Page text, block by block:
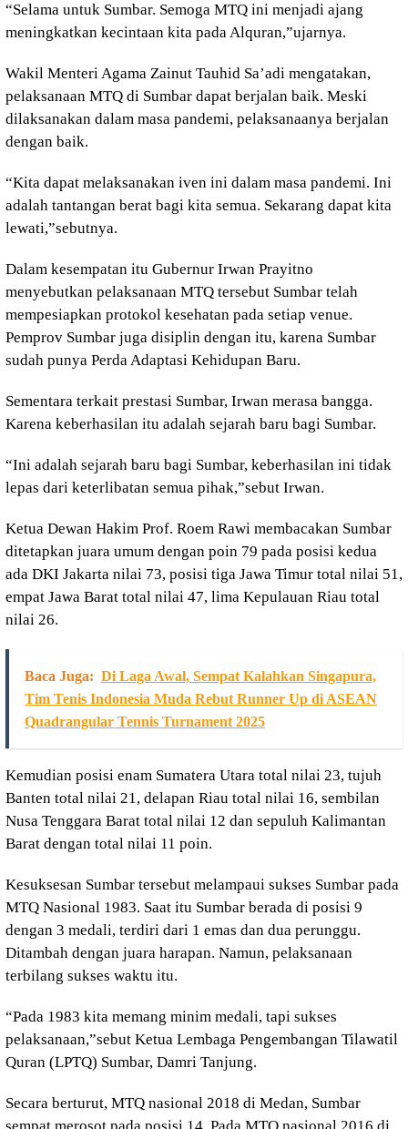
“Selama untuk Sumbar. Semoga MTQ ini menjadi ajang
meningkatkan kecintaan kita pada Alquran,”ujarnya.
Wakil Menteri Agama Zainut Tauhid Sa’adi mengatakan,
pelaksanaan MTQ di Sumbar dapat berjalan baik. Meski
dilaksanakan dalam masa pandemi, pelaksanaanya berjalan
dengan baik.
“Kita dapat melaksanakan iven ini dalam masa pandemi. Ini
adalah tantangan berat bagi kita semua. Sekarang dapat kita
lewati,”sebutnya.
Dalam kesempatan itu Gubernur Irwan Prayitno
menyebutkan pelaksanaan MTQ tersebut Sumbar telah
mempesiapkan protokol kesehatan pada setiap venue.
Pemprov Sumbar juga disiplin dengan itu, karena Sumbar
sudah punya Perda Adaptasi Kehidupan Baru.
Sementara terkait prestasi Sumbar, Irwan merasa bangga.
Karena keberhasilan itu adalah sejarah baru bagi Sumbar.
“Ini adalah sejarah baru bagi Sumbar, keberhasilan ini tidak
lepas dari keterlibatan semua pihak,”sebut Irwan.
Ketua Dewan Hakim Prof. Roem Rawi membacakan Sumbar
ditetapkan juara umum dengan poin 79 pada posisi kedua
ada DKI Jakarta nilai 73, posisi tiga Jawa Timur total nilai 51,
empat Jawa Barat total nilai 47, lima Kepulauan Riau total
nilai 26.
Baca Juga: Di Laga Awal, Sempat Kalahkan Singapura,
Tim Tenis Indonesia Muda Rebut Runner Up di ASEAN
Quadrangular Tennis Turnament 2025
Kemudian posisi enam Sumatera Utara total nilai 23, tujuh
Banten total nilai 21, delapan Riau total nilai 16, sembilan
Nusa Tenggara Barat total nilai 12 dan sepuluh Kalimantan
Barat dengan total nilai 11 poin.
Kesuksesan Sumbar tersebut melampaui sukses Sumbar pada
MTQ Nasional 1983. Saat itu Sumbar berada di posisi 9
dengan 3 medali, terdiri dari 1 emas dan dua perunggu.
Ditambah dengan juara harapan. Namun, pelaksanaan
terbilang sukses waktu itu.
“Pada 1983 kita memang minim medali, tapi sukses
pelaksanaan,”sebut Ketua Lembaga Pengembangan Tilawatil
Quran (LPTQ) Sumbar, Damri Tanjung.
Secara berturut, MTQ nasional 2018 di Medan, Sumbar